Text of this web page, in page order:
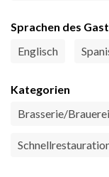
Sprachen des
Englisch
Kategorien
Brasserie/Brauerei